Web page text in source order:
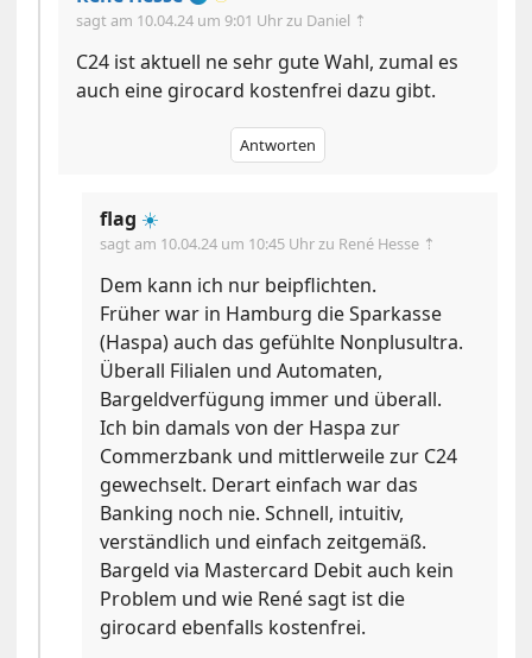
sagt am 10.04.24 um 9:01 Uhrzu Daniel ⇡
C24 ist aktuell ne sehr gute Wahl, zumal es
auch eine girocard kostenfrei dazu gibt.
Antworten
flag ☀️
sagt am 10.04.24 um 10:45 Uhrzu René Hesse ⇡
Dem kann ich nur beipflichten.
Früher war in Hamburg die Sparkasse
(Haspa) auch das gefühlte Nonplusultra.
Überall Filialen und Automaten,
Bargeldverfügung immer und überall.
Ich bin damals von der Haspa zur
Commerzbank und mittlerweile zur C24
gewechselt. Derart einfach war das
Banking noch nie. Schnell, intuitiv,
verständlich und einfach zeitgemäß.
Bargeld via Mastercard Debit auch kein
Problem und wie René sagt ist die
girocard ebenfalls kostenfrei.